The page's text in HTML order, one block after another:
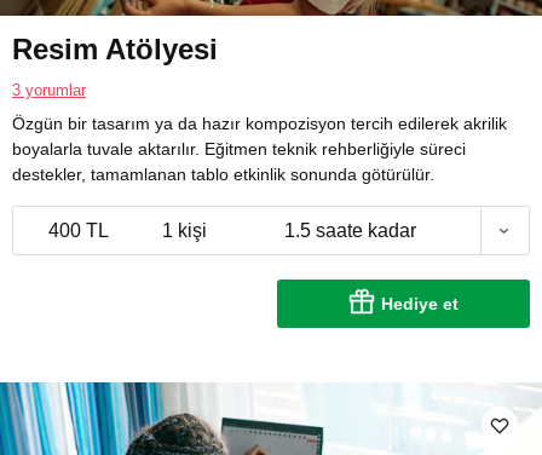
Resim Atölyesi
3 yorumlar
Özgün bir tasarım ya da hazır kompozisyon tercih edilerek akrilik
boyalarla tuvale aktarılır. Eğitmen teknik rehberliğiyle süreci
destekler, tamamlanan tablo etkinlik sonunda götürülür.
400 TL 1 kişi 1.5 saate kadar
Hediye et